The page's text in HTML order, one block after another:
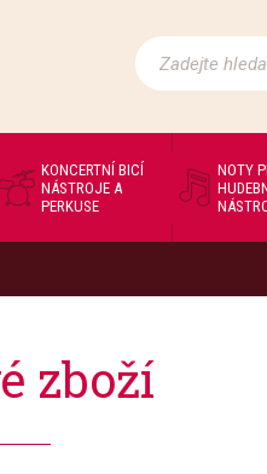
KONCERTNÍ BICÍ
NÁSTROJE A
PERKUSE
NOTY
zboží